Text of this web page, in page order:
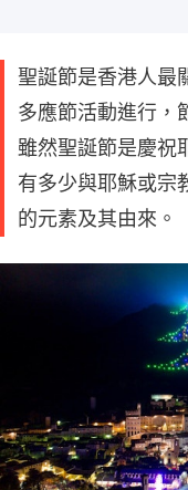
聖誕節是香港人最
多應節活動進行，
雖然聖誕節是慶祝
有多少與耶穌或宗
的元素及其由來。